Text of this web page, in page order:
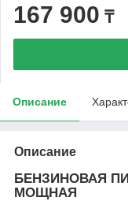
167 900 ₸
Описание
Описание
БЕНЗИНОВАЯ
МОЩНАЯ